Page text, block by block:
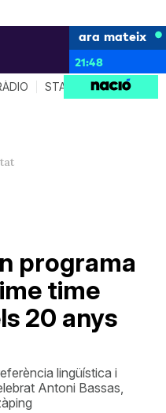
ara mateix
21:48
STAR SYSTEM
programa
time
20 anys
lingüística i
Antoni Bassas,